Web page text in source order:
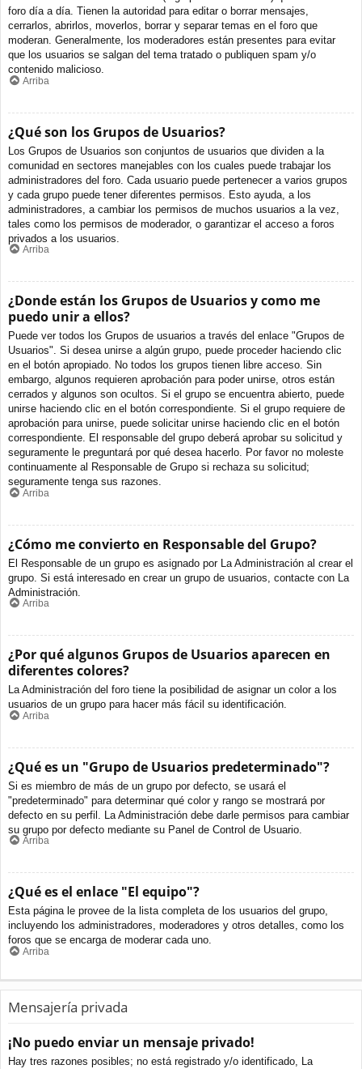
foro día a día. Tienen la autoridad para editar o borrar mensajes,
cerrarlos, abrirlos, moverlos, borrar y separar temas en el foro que
moderan. Generalmente, los moderadores están presentes para evitar
que los usuarios se salgan del tema tratado o publiquen spam y/o
contenido malicioso.
Arriba
¿Qué son los Grupos de Usuarios?
Los Grupos de Usuarios son conjuntos de usuarios que dividen a la
comunidad en sectores manejables con los cuales puede trabajar los
administradores del foro. Cada usuario puede pertenecer a varios grupos
y cada grupo puede tener diferentes permisos. Esto ayuda, a los
administradores, a cambiar los permisos de muchos usuarios a la vez,
tales como los permisos de moderador, o garantizar el acceso a foros
privados a los usuarios.
Arriba
¿Donde están los Grupos de Usuarios y como me
puedo unir a ellos?
Puede ver todos los Grupos de usuarios a través del enlace "Grupos de
Usuarios". Si desea unirse a algún grupo, puede proceder haciendo clic
en el botón apropiado. No todos los grupos tienen libre acceso. Sin
embargo, algunos requieren aprobación para poder unirse, otros están
cerrados y algunos son ocultos. Si el grupo se encuentra abierto, puede
unirse haciendo clic en el botón correspondiente. Si el grupo requiere de
aprobación para unirse, puede solicitar unirse haciendo clic en el botón
correspondiente. El responsable del grupo deberá aprobar su solicitud y
seguramente le preguntará por qué desea hacerlo. Por favor no moleste
continuamente al Responsable de Grupo si rechaza su solicitud;
seguramente tenga sus razones.
Arriba
¿Cómo me convierto en Responsable del Grupo?
El Responsable de un grupo es asignado por La Administración al crear el
grupo. Si está interesado en crear un grupo de usuarios, contacte con La
Administración.
Arriba
¿Por qué algunos Grupos de Usuarios aparecen en
diferentes colores?
La Administración del foro tiene la posibilidad de asignar un color a los
usuarios de un grupo para hacer más fácil su identificación.
Arriba
¿Qué es un "Grupo de Usuarios predeterminado"?
Si es miembro de más de un grupo por defecto, se usará el
"predeterminado" para determinar qué color y rango se mostrará por
defecto en su perfil. La Administración debe darle permisos para cambiar
su grupo por defecto mediante su Panel de Control de Usuario.
Arriba
¿Qué es el enlace "El equipo"?
Esta página le provee de la lista completa de los usuarios del grupo,
incluyendo los administradores, moderadores y otros detalles, como los
foros que se encarga de moderar cada uno.
Arriba
Mensajería privada
¡No puedo enviar un mensaje privado!
Hay tres razones posibles; no está registrado y/o identificado, La